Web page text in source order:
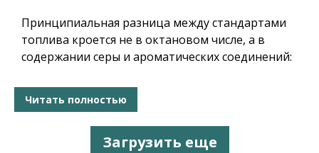
Принципиальная разница между стандартами
топлива кроется не в октановом числе, а в
содержании серы и ароматических соединений:
Читать полностью
Загрузить еще